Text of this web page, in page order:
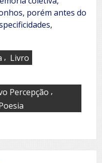
porém antes do
, Livro
Percepção ,